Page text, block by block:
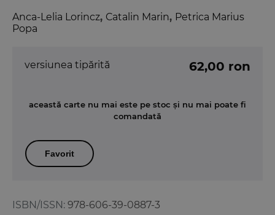
Anca-Lelia Lorincz, Catalin Marin, Petrica Marius
Popa
ISBN/ISSN: 978-606-39-0887-3
versiunea tipărită 62,00 ron
această carte nu mai este pe stoc și nu mai poate fi
comandată
Favorit